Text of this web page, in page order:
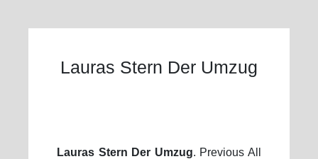
Lauras Stern Der Umzug
Lauras Stern Der Umzug. Previous All